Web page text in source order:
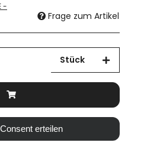
-
Frage zum Artikel
Stück
Consent erteilen